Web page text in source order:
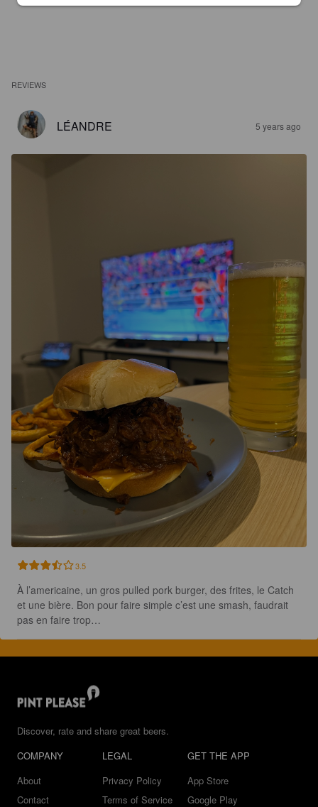
REVIEWS
LÉANDRE 5 years ago
3.5
À l’americaine, un gros pulled pork burger, des frites, le Catch
et une bière. Bon pour faire simple c’est une smash, faudrait
pas en faire trop…
Discover, rate and share great beers.
COMPANY
About
Contact
LEGAL
Privacy Policy
Terms of Service
GET THE APP
App Store
Google Play